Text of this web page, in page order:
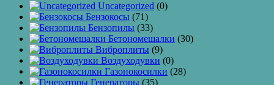
Uncategorized (0)
Бензокосы (71)
Бензопилы (33)
Бетономешалки (30)
Виброплиты (9)
Воздуходувки (0)
Газонокосилки (28)
Генераторы (35)